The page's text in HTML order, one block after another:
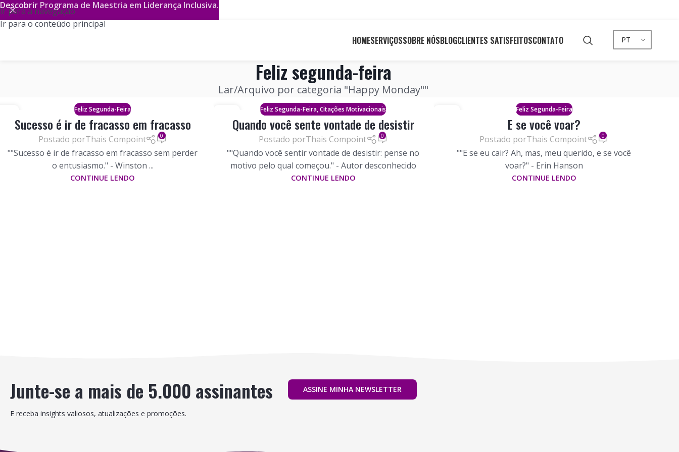
Ir para a navegação
Ir para o conteúdo principal
HOMESERVIÇOSSOBRE NÓSBLOGCLIENTES SATISFEITOSCONTATO PT
Feliz segunda-feira
Lar Arquivo por categoria "Happy Monday""
Feliz Segunda-Feira
Sucesso é ir de fracasso em fracasso
Postado porThais Compoint 0
""Sucesso é ir de fracasso em fracasso sem perder
o entusiasmo." - Winston ...
CONTINUE LENDO
JUNHO
Feliz Segunda-Feira,Citações Motivacionais
Quando você sente vontade de desistir
Postado porThais Compoint 0
""Quando você sentir vontade de desistir: pense no
motivo pelo qual começou." - Autor desconhecido
CONTINUE LENDO
Feliz Segunda-Feira
E se você voar?
Postado porThais Compoint 0
""E se eu cair? Ah, mas, meu querido, e se você
voar?" - Erin Hanson
CONTINUE LENDO
Junte-se a mais de 5.000 assinantes
E receba insights valiosos, atualizações e promoções.
ASSINE MINHA NEWSLETTER
Descobrir Programa de Maestria em Liderança Inclusiva.